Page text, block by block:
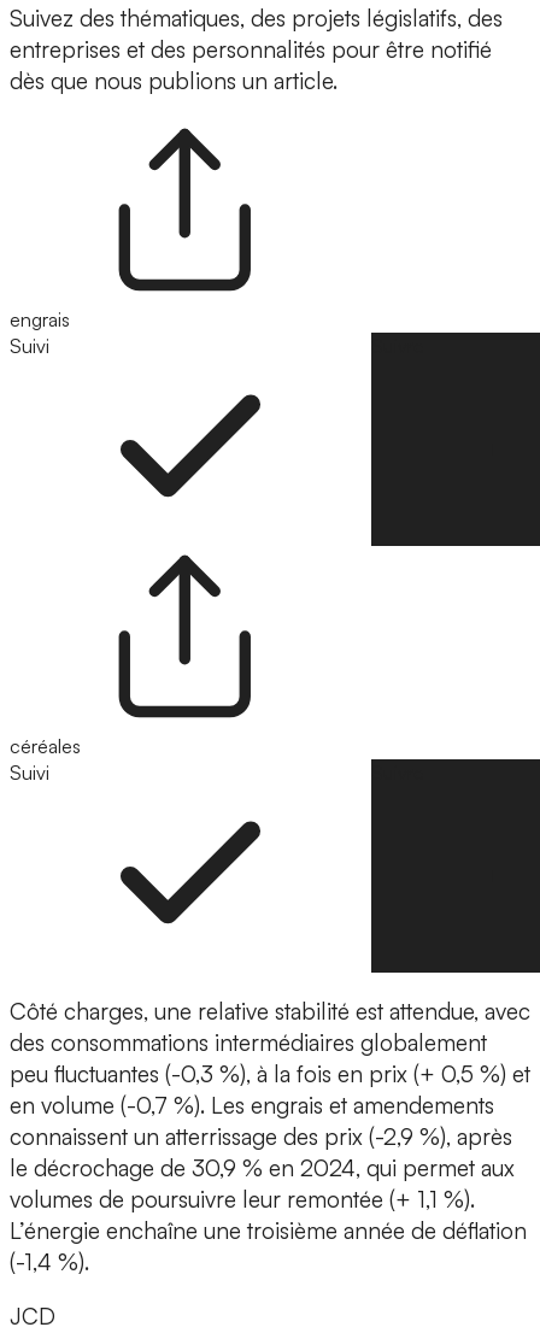
Suivez des thématiques, des projets législatifs, des
entreprises et des personnalités pour être notifié
dès que nous publions un article.
engrais
Suivi
céréales
Suivi
Côté charges, une relative stabilité est attendue, avec
des consommations intermédiaires globalement
peu fluctuantes (-0,3 %), à la fois en prix (+ 0,5 %) et
en volume (-0,7 %). Les engrais et amendements
connaissent un atterrissage des prix (-2,9 %), après
le décrochage de 30,9 % en 2024, qui permet aux
volumes de poursuivre leur remontée (+ 1,1 %).
L’énergie enchaîne une troisième année de déflation
(-1,4 %).
JCD